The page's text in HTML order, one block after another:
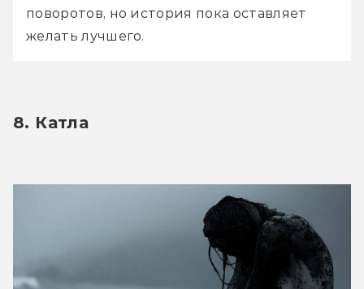
поворотов, но история пока оставляет
желать лучшего.
8. Катла